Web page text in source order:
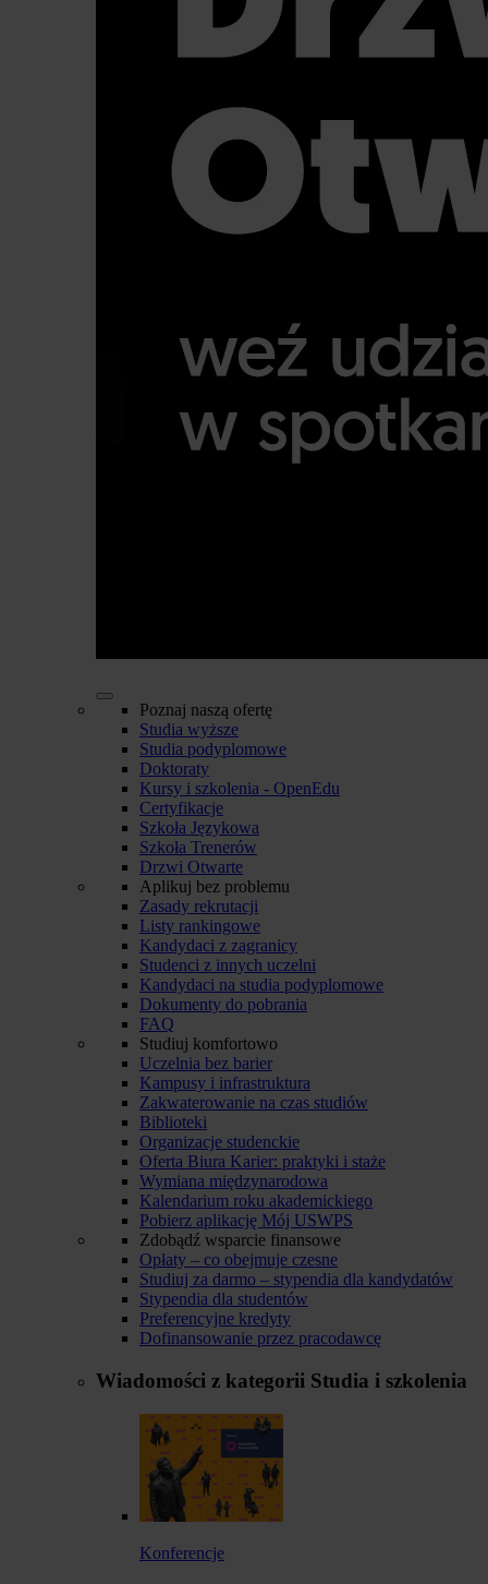
Poznaj naszą ofertę
Studia wyższe
Studia podyplomowe
Doktoraty
Kursy i szkolenia - OpenEdu
Certyfikacje
Szkoła Językowa
Szkoła Trenerów
Drzwi Otwarte
Aplikuj bez problemu
Zasady rekrutacji
Listy rankingowe
Kandydaci z zagranicy
Studenci z innych uczelni
Kandydaci na studia podyplomowe
Dokumenty do pobrania
FAQ
Studiuj komfortowo
Uczelnia bez barier
Kampusy i infrastruktura
Zakwaterowanie na czas studiów
Biblioteki
Organizacje studenckie
Oferta Biura Karier: praktyki i staże
Wymiana międzynarodowa
Kalendarium roku akademickiego
Pobierz aplikację Mój USWPS
Zdobądź wsparcie finansowe
Opłaty – co obejmuje czesne
Studiuj za darmo – stypendia dla kandydatów
Stypendia dla studentów
Preferencyjne kredyty
Dofinansowanie przez pracodawcę
Wiadomości z kategorii Studia i szkolenia
Konferencje